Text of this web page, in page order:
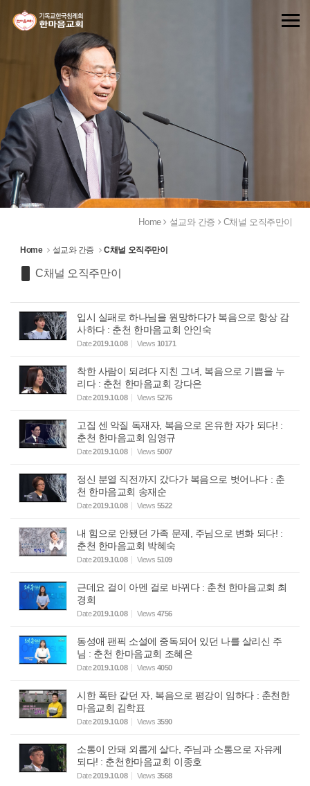
Home 설교와 간증 C채널 오직주만이
Home 설교와 간증 C채널 오직주만이
C채널 오직주만이
입시 실패로 하나님을 원망하다가 복음으로 항상 감
사하다 : 춘천 한마음교회 안인숙
Date2019.10.08 Views 10171
착한 사람이 되려다 지친 그녀, 복음으로 기쁨을 누
리다 : 춘천 한마음교회 강다은
Date2019.10.08 Views 5276
고집 센 악질 독재자, 복음으로 온유한 자가 되다! :
춘천 한마음교회 임영규
Date2019.10.08 Views 5007
정신 분열 직전까지 갔다가 복음으로 벗어나다 : 춘
천 한마음교회 송재순
Date2019.10.08 Views 5522
내 힘으로 안됐던 가족 문제, 주님으로 변화 되다! :
춘천 한마음교회 박혜숙
Date2019.10.08 Views 5109
근데요 걸이 아멘 걸로 바뀌다 : 춘천 한마음교회 최
경희
Date2019.10.08 Views 4756
동성애 팬픽 소설에 중독되어 있던 나를 살리신 주
님 : 춘천 한마음교회 조혜은
Date2019.10.08 Views 4050
시한 폭탄 같던 자, 복음으로 평강이 임하다 : 춘천한
마음교회 김학표
Date2019.10.08 Views 3590
소통이 안돼 외롭게 살다, 주님과 소통으로 자유케
되다! : 춘천한마음교회 이종호
Date2019.10.08 Views 3568